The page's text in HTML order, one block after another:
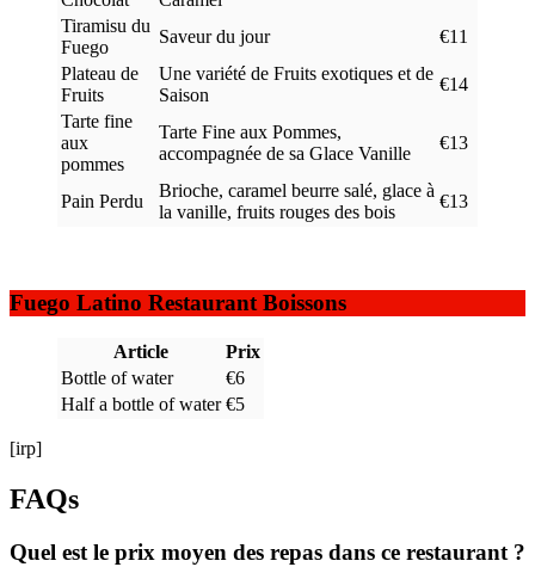
Tiramisu du
Fuego
Saveur du jour
€11
Plateau de
Fruits
Une variété de Fruits exotiques et de
Saison
€14
Tarte fine
aux
pommes
Tarte Fine aux Pommes,
accompagnée de sa Glace Vanille
€13
Pain Perdu
Brioche, caramel beurre salé, glace à
la vanille, fruits rouges des bois
€13
Fuego Latino Restaurant Boissons
Article
Prix
Bottle of water
€6
Half a bottle of water €5
[irp]
FAQs
Quel est le prix moyen des repas dans ce restaurant ?